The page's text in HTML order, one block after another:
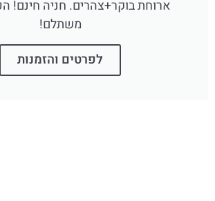
ארוחת בוקר+צהרים. חניה חינם!
משתלם!
לפרטים והזמנות